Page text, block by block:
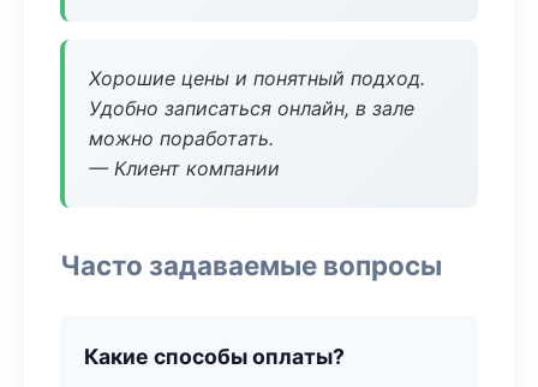
Хорошие цены и понятный подход.
Удобно записаться онлайн, в зале
можно поработать.
— Клиент компании
Часто задаваемые вопросы
Какие способы оплаты?